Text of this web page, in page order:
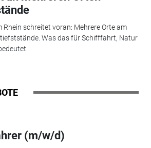
Rhein schreitet voran: Mehrere Orte am
Was das für Schifffahrt, Natur
(m/w/d)